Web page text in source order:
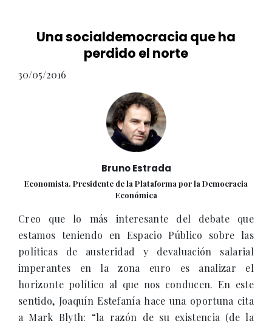
Una socialdemocracia que ha
perdido el norte
30/05/2016
Bruno Estrada
Economista. Presidente de la Plataforma por la Democracia
Económica
Creo que lo más interesante del debate que
estamos teniendo en Espacio Público sobre las
políticas de austeridad y devaluación salarial
imperantes en la zona euro es analizar el
horizonte político al que nos conducen. En este
sentido, Joaquín Estefanía hace una oportuna cita
a Mark Blyth: “la razón de su existencia (de la